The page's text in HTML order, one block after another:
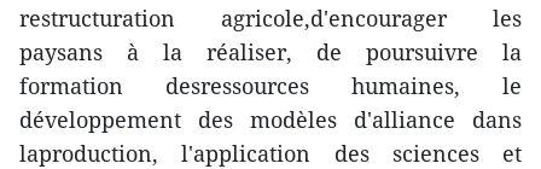
restructuration agricole,d'encourager les
paysans à la réaliser, de poursuivre la
formation desressources humaines, le
développement des modèles d'alliance dans
laproduction, l'application des sciences et